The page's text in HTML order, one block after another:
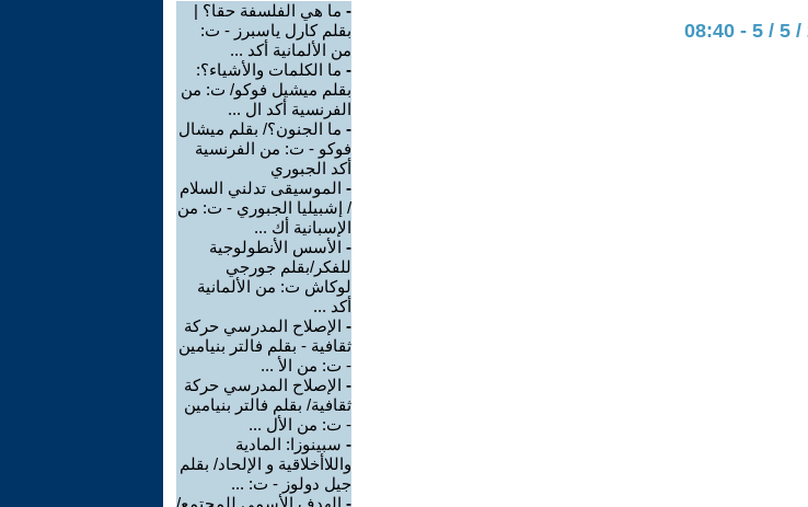
- ما هي الفلسفة حقا؟ |
بقلم كارل ياسبرز - ت:
من الألمانية أكد ...
- ما الكلمات والأشياء؟:
بقلم ميشيل فوكو/ ت: من
الفرنسية أكد ال ...
- ما الجنون؟/ بقلم ميشال
فوكو - ت: من الفرنسية
أكد الجبوري
- الموسيقى تدلني السلام
/ إشبيليا الجبوري - ت: من
الإسبانية أك ...
- الأسس الأنطولوجية
للفكر/بقلم جورجي
لوكاش ت: من الألمانية
أكد ...
- الإصلاح المدرسي حركة
ثقافية - بقلم فالتر بنيامين
- ت: من الأ ...
- الإصلاح المدرسي حركة
ثقافية/ بقلم فالتر بنيامين
- ت: من الأل ...
- سبينوزا: المادية
واللاأخلاقية و الإلحاد/ بقلم
جيل دولوز - ت: ...
- الهدف الأسمى للمجتمع/